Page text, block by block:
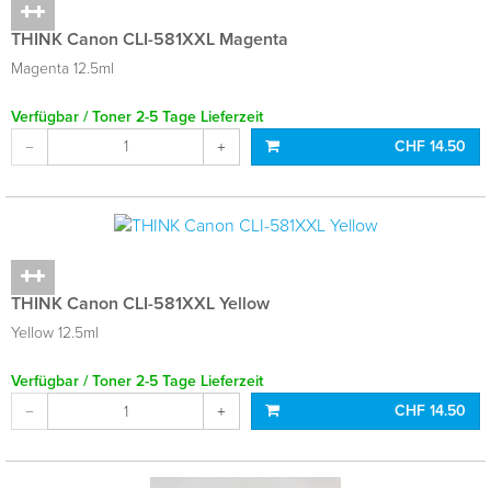
THINK Canon CLI-581XXL Magenta
Magenta 12.5ml
Verfügbar / Toner 2-5 Tage Lieferzeit
CHF 14.50
THINK Canon CLI-581XXL Yellow
Yellow 12.5ml
Verfügbar / Toner 2-5 Tage Lieferzeit
CHF 14.50